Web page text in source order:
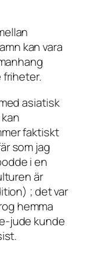
kan vara
friheter.
asiatisk
faktiskt
som jag
i en
är
; det var
hemma
jude kunde